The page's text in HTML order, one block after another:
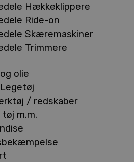
Hækkeklippere
Ride-on
Skæremaskiner
Trimmere
olie
/ redskaber
tøj m.m.